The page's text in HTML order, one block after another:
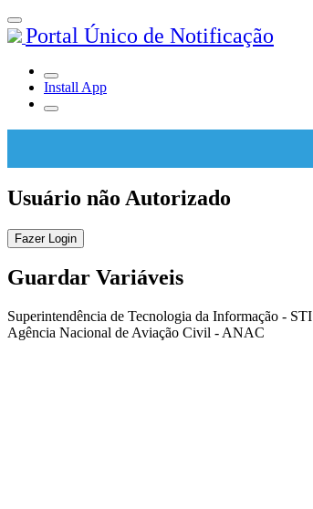
Portal Único de Notificação
Install App
Usuário não Autorizado
Fazer Login
Guardar Variáveis
Superintendência de Tecnologia da Informação - STI
Agência Nacional de Aviação Civil - ANAC